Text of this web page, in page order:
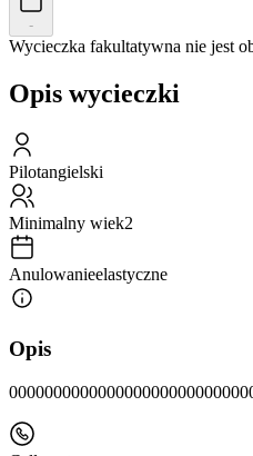
-
Wycieczka fakultatywna nie jest
Opis wycieczki
Pilotangielski
Minimalny wiek2
Anulowanieelastyczne
Opis